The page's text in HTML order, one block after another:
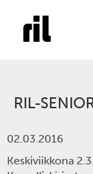
RIL-
02.03.2016
Keskiviikkona